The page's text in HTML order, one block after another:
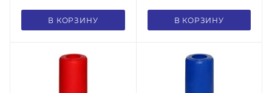
В КОРЗИНУ
красныйВ КОРЗИНУ